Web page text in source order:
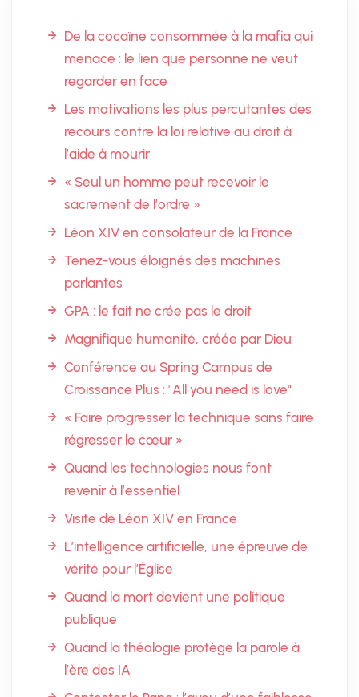
De la cocaïne consommée à la mafia qui
menace : le lien que personne ne veut
regarder en face
Les motivations les plus percutantes des
recours contre la loi relative au droit à
l’aide à mourir
« Seul un homme peut recevoir le
sacrement de l’ordre »
Léon XIV en consolateur de la France
Tenez-vous éloignés des machines
parlantes
GPA : le fait ne crée pas le droit
Magnifique humanité, créée par Dieu
Conférence au Spring Campus de
Croissance Plus : "All you need is love"
« Faire progresser la technique sans faire
régresser le cœur »
Quand les technologies nous font
revenir à l’essentiel
Visite de Léon XIV en France
L’intelligence artificielle, une épreuve de
vérité pour l’Église
Quand la mort devient une politique
publique
Quand la théologie protège la parole à
l’ère des IA